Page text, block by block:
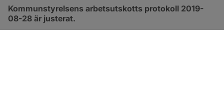
Kommunstyrelsens arbetsutskotts protokoll 2019-
08-28 är justerat.